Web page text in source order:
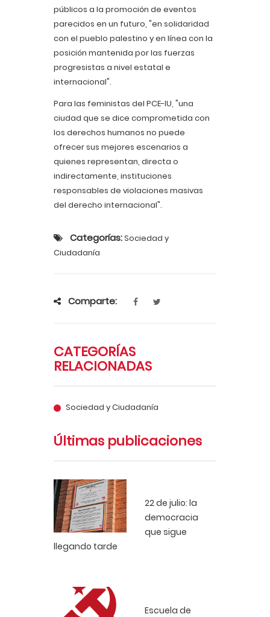
públicos a la promoción de eventos
parecidos en un futuro, "en solidaridad
con el pueblo palestino y en línea con la
posición mantenida por las fuerzas
progresistas a nivel estatal e
internacional".
Para las feministas del PCE-IU, "una
ciudad que se dice comprometida con
los derechos humanos no puede
ofrecer sus mejores escenarios a
quienes representan, directa o
indirectamente, instituciones
responsables de violaciones masivas
del derecho internacional".
Categorías:Sociedad y
Ciudadanía
Comparte:
CATEGORÍAS
RELACIONADAS
Sociedad y Ciudadanía
Últimas publicaciones
22 de julio: la
democracia
que sigue
llegando tarde
Escuela de